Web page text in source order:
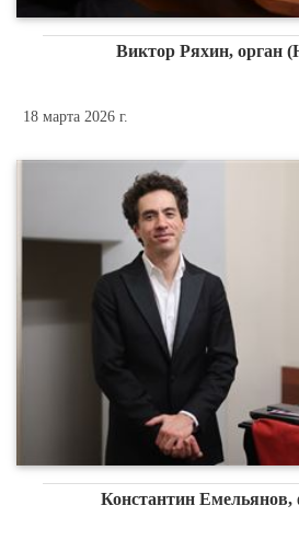
Виктор Ряхин, орган
18 марта 2026 г.
Константин Емельянов,